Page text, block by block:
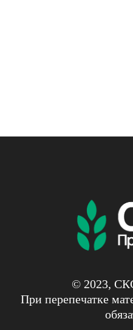
© 2023,
При перепечатке